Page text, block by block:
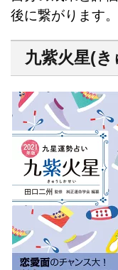
後に繋がります。
九紫火星(